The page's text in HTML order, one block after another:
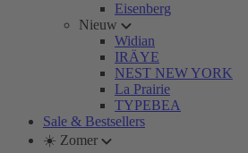
Eisenberg
Nieuw
Widian
IRÄYE
NEST NEW YORK
La Prairie
TYPEBEA
Sale & Bestsellers
☀️ Zomer